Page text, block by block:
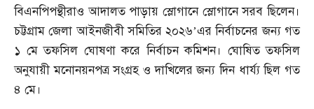
বিএনপিপন্থীরাও আদালত পাড়ায় স্লোগানে স্লোগানে সরব ছিলেন।
চট্টগ্রাম জেলা আইনজীবী সমিতির ২০২৬’এর নির্বাচনের জন্য গত
১ মে তফসিল ঘোষণা করে নির্বাচন কমিশন। ঘোষিত তফসিল
অনুযায়ী মনোনয়নপত্র সংগ্রহ ও দাখিলের জন্য দিন ধার্য্য ছিল গত
৪ মে।